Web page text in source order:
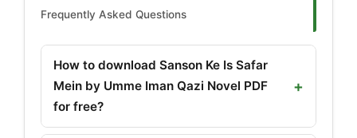
Frequently Asked Questions
How to download Sanson Ke Is Safar
Mein by Umme Iman Qazi Novel PDF
for free?